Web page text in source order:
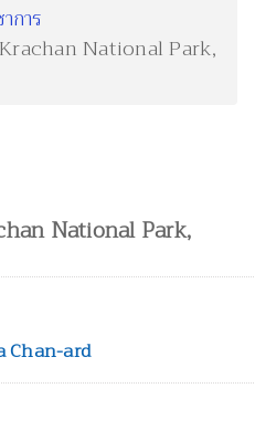
การ
National Park,
National Park,
Chan-ard